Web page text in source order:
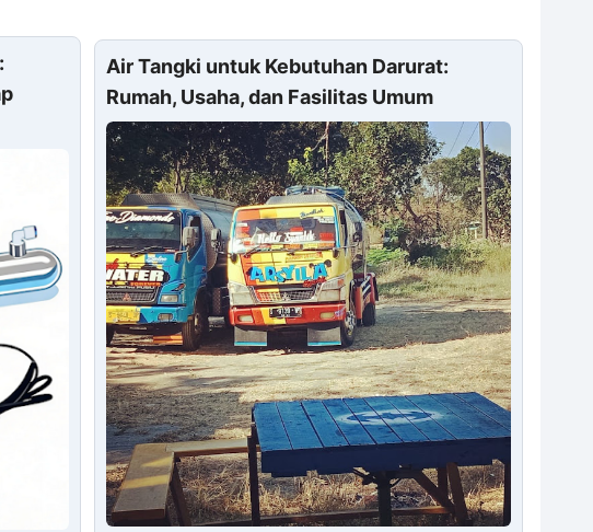
Air Tangki untuk Kebutuhan Darurat:
Rumah, Usaha, dan Fasilitas Umum